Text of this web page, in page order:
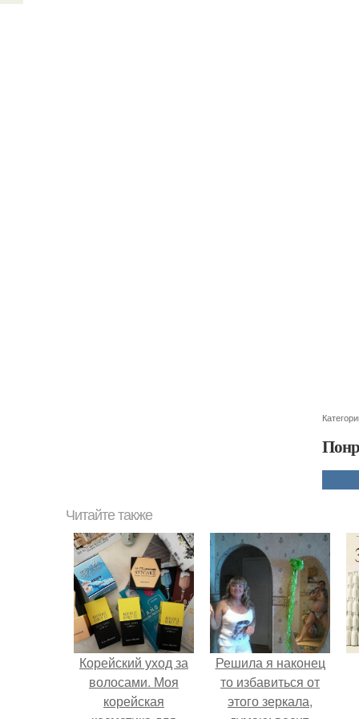
Читайте также
Корейский уход за
волосами. Моя
корейская
Решила я наконец
то избавиться от
этого зеркала,